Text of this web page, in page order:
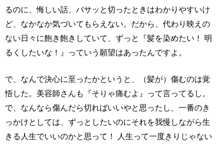
るのに、悔しい話、バサッと切ったときはわかりやすいけ
ど、なかなか気づいてもらえない。だから、代わり映えの
ない日々に飽き飽きしていて、ずっと『髪を染めたい！ 明
るくしたいな！』っていう願望はあったんですよ。
で、なんで決心に至ったかというと、（髪が）傷むのは覚
悟した。美容師さんも『そりゃ痛むよ』って言ってるし。
で、なんなら傷んだら切ればいいやと思ったし、一番のき
っかけとしては、ずっとしたいのにそれを我慢しながら生
きる人生でいいのかと思って！ 人生って一度きりじゃない